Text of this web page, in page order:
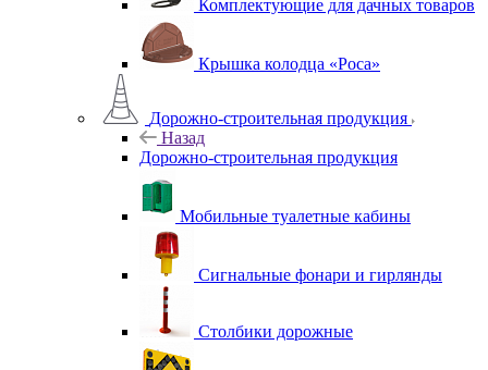
Комплектующие для дачных товаров
Крышка колодца «Роса»
Дорожно-строительная продукция
Назад
Дорожно-строительная продукция
Мобильные туалетные кабины
Сигнальные фонари и гирлянды
Столбики дорожные